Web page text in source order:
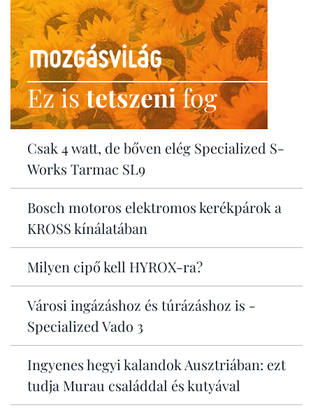
Ez istetszenifog
Csak 4 watt, de bőven elég Specialized S-
Works Tarmac SL9
Bosch motoros elektromos kerékpárok a
KROSS kínálatában
Milyen cipő kell HYROX-ra?
Városi ingázáshoz és túrázáshoz is -
Specialized Vado 3
Ingyenes hegyi kalandok Ausztriában: ezt
tudja Murau családdal és kutyával